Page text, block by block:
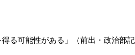
得る可能性がある」（前出・政治部記